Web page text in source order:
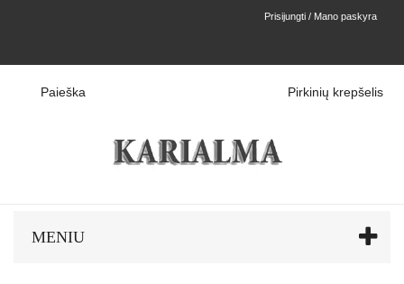
Prisijungti / Mano paskyra
Paieška Pirkinių krepšelis
MENIU